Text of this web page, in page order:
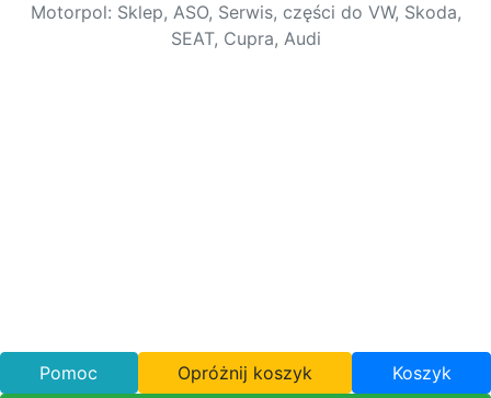
Motorpol: Sklep, ASO, Serwis, części do VW, Skoda,
SEAT, Cupra, Audi
Pomoc Opróżnij koszyk Koszyk